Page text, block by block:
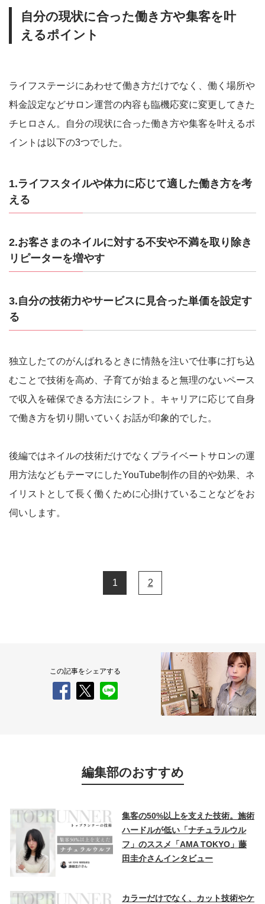
自分の現状に合った働き方や集客を叶
えるポイント
ライフステージにあわせて働き方だけでなく、働く場所や
料金設定などサロン運営の内容も臨機応変に変更してきた
チヒロさん。自分の現状に合った働き方や集客を叶えるポ
イントは以下の3つでした。
1.ライフスタイルや体力に応じて適した働き方を考
える
2.お客さまのネイルに対する不安や不満を取り除き
リピーターを増やす
3.自分の技術力やサービスに見合った単価を設定す
る
独立したてのがんばれるときに情熱を注いで仕事に打ち込
むことで技術を高め、子育てが始まると無理のないペース
で収入を確保できる方法にシフト。キャリアに応じて自身
で働き方を切り開いていくお話が印象的でした。
後編ではネイルの技術だけでなくプライベートサロンの運
用方法などもテーマにしたYouTube制作の目的や効果、ネ
イリストとして長く働くために心掛けていることなどをお
伺いします。
1 2
この記事をシェアする
編集部のおすすめ
集客の50%以上を支えた技術。施術
ハードルが低い「ナチュラルウル
フ」のススメ「AMA TOKYO」藤
田圭介さんインタビュー
カラーだけでなく、カット技術やケ